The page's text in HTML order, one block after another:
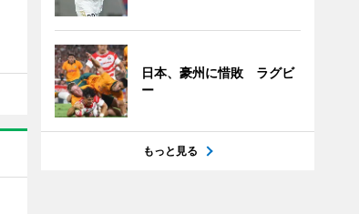
日本、豪州に惜敗 ラグビ
ー
もっと見る